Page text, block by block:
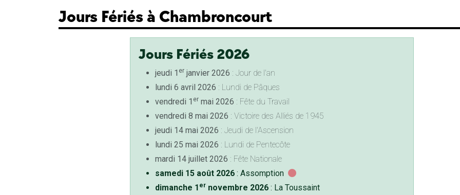
Jours Fériés à Chambroncourt
Jours Fériés 2026
jeudi 1 erjanvier 2026 : Jour de l'an
lundi 6 avril 2026 : Lundi de Pâques
vendredi 1 ermai 2026 : Fête du Travail
vendredi 8 mai 2026 : Victoire des Alliés de 1945
jeudi 14 mai 2026 : Jeudi de l'Ascension
lundi 25 mai 2026 : Lundi de Pentecôte
mardi 14 juillet 2026 : Fête Nationale
samedi 15 août 2026: Assomption
dimanche 1 ernovembre 2026: La Toussaint